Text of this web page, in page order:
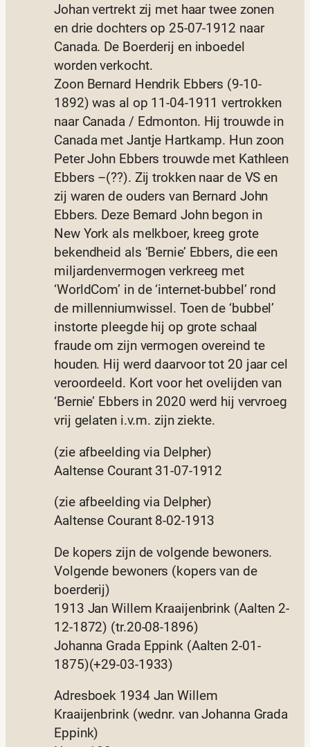
Johan vertrekt zij met haar twee zonen
en drie dochters op 25-07-1912 naar
Canada. De Boerderij en inboedel
worden verkocht.
Zoon Bernard Hendrik Ebbers (9-10-
1892) was al op 11-04-1911 vertrokken
naar Canada / Edmonton. Hij trouwde in
Canada met Jantje Hartkamp. Hun zoon
Peter John Ebbers trouwde met Kathleen
Ebbers –(??). Zij trokken naar de VS en
zij waren de ouders van Bernard John
Ebbers. Deze Bernard John begon in
New York als melkboer, kreeg grote
bekendheid als ‘Bernie’ Ebbers, die een
miljardenvermogen verkreeg met
‘WorldCom’ in de ‘internet-bubbel’ rond
de millenniumwissel. Toen de ‘bubbel’
instorte pleegde hij op grote schaal
fraude om zijn vermogen overeind te
houden. Hij werd daarvoor tot 20 jaar cel
veroordeeld. Kort voor het ovelijden van
‘Bernie’ Ebbers in 2020 werd hij vervroeg
vrij gelaten i.v.m. zijn ziekte.
(zie afbeelding via Delpher)
Aaltense Courant 31-07-1912
(zie afbeelding via Delpher)
Aaltense Courant 8-02-1913
De kopers zijn de volgende bewoners.
Volgende bewoners (kopers van de
boerderij)
1913 Jan Willem Kraaijenbrink (Aalten 2-
12-1872) (tr.20-08-1896)
Johanna Grada Eppink (Aalten 2-01-
1875)(+29-03-1933)
Adresboek 1934 Jan Willem
Kraaijenbrink (wednr. van Johanna Grada
Eppink)